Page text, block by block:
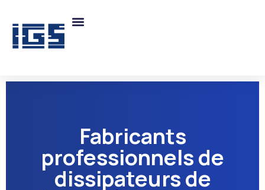
Fabricants
professionnels de
dissipateurs de